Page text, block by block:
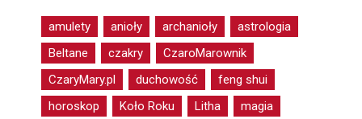
amulety anioły archanioły
astrologia
Beltane
czakry
CzaroMarownik
CzaryMary.pl
duchowość
feng shui
horoskop
Koło Roku Litha
magia